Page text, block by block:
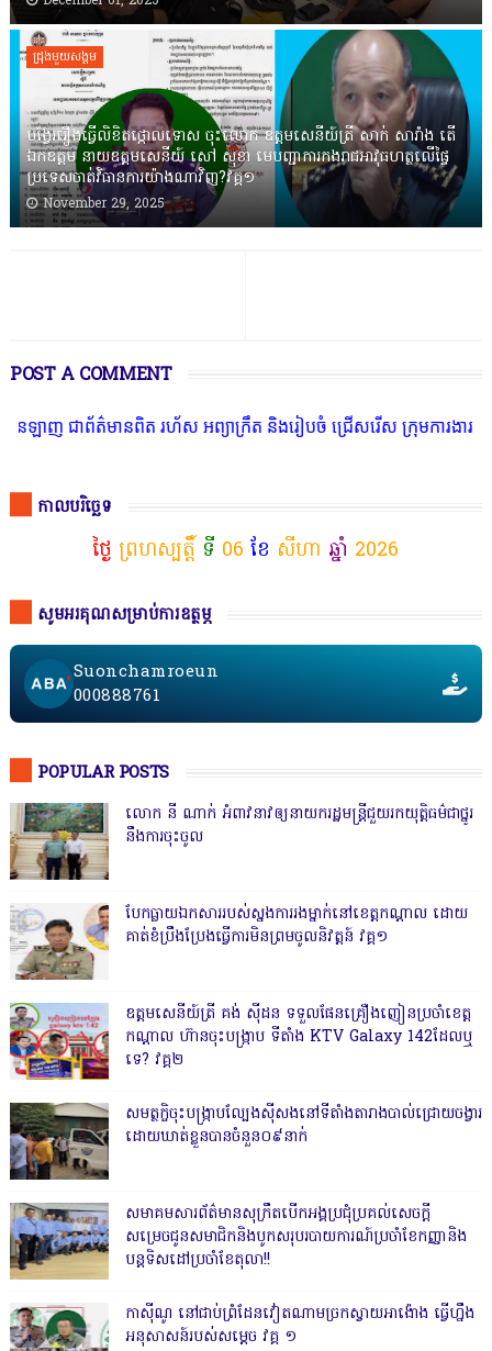
ជ្រុងមួយសង្គម
បង្វែររឿងធ្វើលិខិតថ្កោលទោស ចុះលោក ឧត្តមសេនីយ៍ត្រី សាក់ សារាំង តើ
ឯកឧត្តម នាយឧត្តមសេនីយ៍ សៅ សុខា មេបញ្ជាការកងរាជអាវុធហត្ថលើផ្ទៃ
ប្រទេសចាត់វិធានការយ៉ាងណាវិញ?វគ្គ១
November 29, 2025
POST A COMMENT
ពិត រហ័ស អព្យាក្រឹត និងរៀបចំ ជ្រើសរើស ក្រុមការងារ នៅតាមបណ្តាល
កាលបរិច្ឆេទ
ថ្ងៃ ព្រហស្បត្តិ៍ ទី 06 ខែ សីហា ឆ្នាំ 2026
សូមអរគុណសម្រាប់ការឧត្ថម្ភ
Suonchamroeun
000888761
POPULAR POSTS
លោក នី ណាក់ អំពាវនាវឲ្យនាយករដ្ឋមន្ត្រីជួយរកយុត្តិធម៌ជាថ្នូរ
នឹងការចុះចូល
បែកធ្លាយឯកសាររបស់ស្នងការរងម្នាក់នៅខេត្តកណ្ដាល ដោយ
គាត់ខំប្រឹងប្រែងធ្វើការមិនព្រមចូលនិវត្តន៍ វគ្គ១
ឧត្តមសេនីយ៍ត្រី គង់ ស៊ីដន ទទួលផែនគ្រឿងញៀនប្រចាំខេត្ត
កណ្តាល ហ៊ានចុះបង្ក្រាប ទីតាំង KTV Galaxy 142ដែលឬ
ទេ? វគ្គ២
សមត្ថកិ្ចចុះបង្ក្រាបល្បែងស៊ីសងនៅទីតាំងតារាងបាល់ជ្រោយចង្វារ
ដោយឃាត់ខ្លួនបានចំនួន០៩នាក់
សមាគមសារព័ត៌មានសុក្រឹតបើកអង្គប្រជុំប្រគល់សេចក្តី
សម្រេចជូនសមាជិកនិងបូកសរុបរបាយការណ៍ប្រចាំខែកញ្ញានិង
បន្តទិសដៅប្រចាំខែតុលា!!
កាសុីណូ នៅជាប់ព្រំដែនវៀតណាមច្រកស្វាយអាង៉ោង ធ្វើហ្នឹង
អនុសាសន៍របស់សម្ដេច វគ្គ ១